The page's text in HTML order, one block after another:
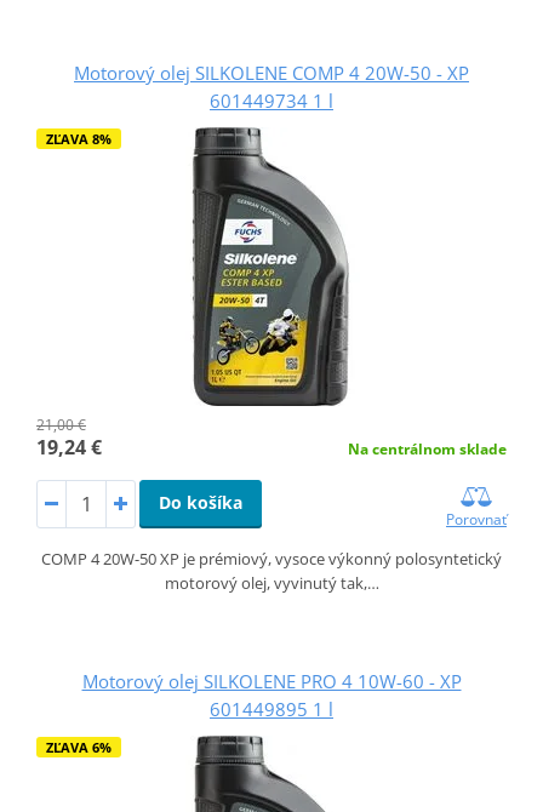
Motorový olej SILKOLENE COMP 4 20W-50 - XP
601449734 1 l
ZĽAVA 8%
21,00 €
19,24 € Na centrálnom sklade
Do košíka
Porovnať
COMP 4 20W-50 XP je prémiový, vysoce výkonný polosyntetický
motorový olej, vyvinutý tak,…
Motorový olej SILKOLENE PRO 4 10W-60 - XP
601449895 1 l
ZĽAVA 6%